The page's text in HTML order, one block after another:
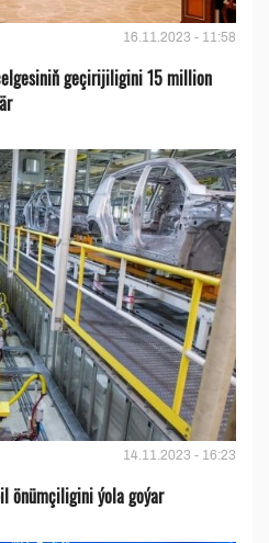
16.11.2023 - 11:58
geçirijiligini 15 million
14.11.2023 - 16:23
önümçiligini ýola goýar